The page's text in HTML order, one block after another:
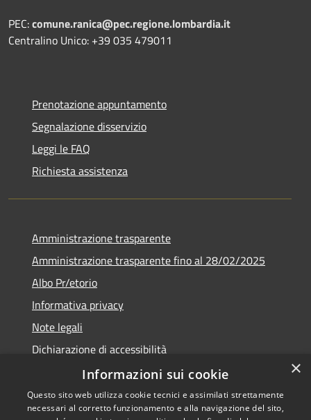
PEC:comune.ranica@pec.regione.lombardia.it
Centralino Unico: +39 035 479011
Prenotazione appuntamento
Segnalazione disservizio
Leggi le FAQ
Richiesta assistenza
Amministrazione trasparente
Amministrazione trasparente fino al 28/02/2025
Albo Pr/etorio
Informativa privacy
Note legali
Dichiarazione di accessibilità
Obiettivi di accessibilità
×
Informazioni sui cookie
Questo sito web utilizza cookie tecnici e assimilati strettamente
necessari al corretto funzionamento e alla navigazione del sito,